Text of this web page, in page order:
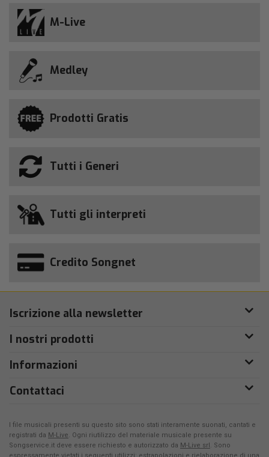
M-Live
Medley
Prodotti Gratis
Tutti i Generi
Tutti gli interpreti
Credito Songnet
Iscrizione alla newsletter
I nostri prodotti
Informazioni
Contattaci
I file musicali presenti su questo sito sono stati interamente suonati, cantati e
registrati da M-Live . Ogni riutilizzo del materiale musicale presente su
Songservice.it deve essere richiesto e autorizzato da M-Live srl . Sono
espressamente vietati i seguenti utilizzi: estrapolazioni e rielaborazione di una